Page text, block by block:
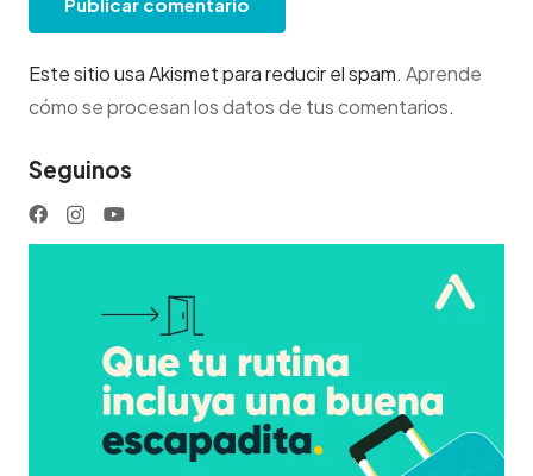
Este sitio usa Akismet para reducir el spam. Aprende
cómo se procesan los datos de tus comentarios.
Seguinos